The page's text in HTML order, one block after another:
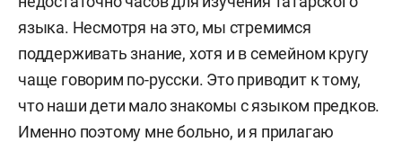
языка. Несмотря на это, мы стремимся
поддерживать знание, хотя и в семейном кругу
чаще говорим по-русски. Это приводит к тому,
что наши дети мало знакомы с языком предков.
Именно поэтому мне больно, и я прилагаю